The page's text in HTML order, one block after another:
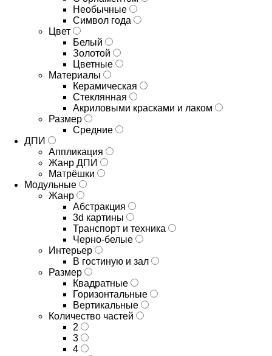
Необычные
Символ года
Цвет
Белый
Золотой
Цветные
Материалы
Керамическая
Стеклянная
Акриловыми красками и лаком
Размер
Средние
ДПИ
Аппликация
Жанр ДПИ
Матрёшки
Модульные
Жанр
Абстракция
3d картины
Транспорт и техника
Черно-белые
Интерьер
В гостиную и зал
Размер
Квадратные
Горизонтальные
Вертикальные
Количество частей
2
3
4